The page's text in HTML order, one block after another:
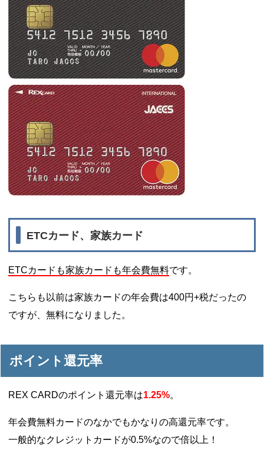
ETCカード、家族カード
ETCカードも家族カードも年会費無料です。
こちらも以前は家族カードの年会費は400円+税だったの
ですが、無料になりました。
ポイント還元率
REX CARDのポイント還元率は1.25%。
年会費無料カードのなかでもかなりの高還元率です。
一般的なクレジットカードが0.5%なので倍以上！